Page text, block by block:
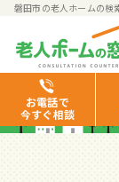
磐田市の老人ホームの検
お電話で
今すぐ相談
あん